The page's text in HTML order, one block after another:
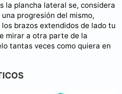
la plancha lateral se, considera
progresión del mismo,
brazos extendidos de lado tu
mirar a otra parte de la
tantas veces como quiera en